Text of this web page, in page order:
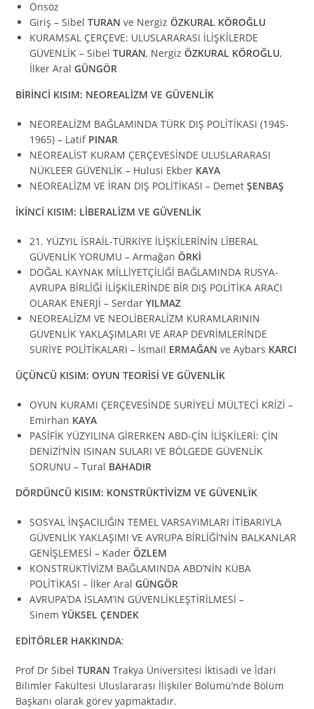
Önsöz
Giriş – SibelTURAN ve NergizÖZKURAL KÖROĞLU
KURAMSAL ÇERÇEVE: ULUSLARARASI İLİŞKİLERDE
GÜVENLİK – SibelTURAN, NergizÖZKURAL KÖROĞLU,
İlker Aral GÜNGÖR
BİRİNCİ KISIM: NEOREALİZM VE GÜVENLİK
NEOREALİZM BAĞLAMINDA TÜRK DIŞ POLİTİKASI (1945-
1965) – Latif PINAR
NEOREALİST KURAM ÇERÇEVESİNDE ULUSLARARASI
NÜKLEER GÜVENLİK – Hulusi Ekber KAYA
NEOREALİZM VE İRAN DIŞ POLİTİKASI – DemetŞENBAŞ
İKİNCİ KISIM: LİBERALİZM VE GÜVENLİK
21. YÜZYIL İSRAİL-TÜRKİYE İLİŞKİLERİNİN LİBERAL
GÜVENLİK YORUMU – ArmağanÖRKİ
DOĞAL KAYNAK MİLLİYETÇİLİĞİ BAĞLAMINDA RUSYA-
AVRUPA BİRLİĞİ İLİŞKİLERİNDE BİR DIŞ POLİTİKA ARACI
OLARAK ENERJİ – SerdarYILMAZ
NEOREALİZM VE NEOLİBERALİZM KURAMLARININ
GÜVENLİK YAKLAŞIMLARI VE ARAP DEVRİMLERİNDE
SURİYE POLİTİKALARI – İsmail ERMAĞANve Aybars KARCI
ÜÇÜNCÜ KISIM: OYUN TEORİSİ VE GÜVENLİK
OYUN KURAMI ÇERÇEVESİNDE SURİYELİ MÜLTECİ KRİZİ –
Emirhan KAYA
PASİFİK YÜZYILINA GİRERKEN ABD-ÇİN İLİŞKİLERİ: ÇİN
DENİZİ’NİN ISINAN SULARI VE BÖLGEDE GÜVENLİK
SORUNU – Tural BAHADIR
DÖRDÜNCÜ KISIM: KONSTRÜKTİVİZM VE GÜVENLİK
SOSYAL İNŞACILIĞIN TEMEL VARSAYIMLARI İTİBARIYLA
GÜVENLİK YAKLAŞIMI VE AVRUPA BİRLİĞİ’NİN BALKANLAR
GENİŞLEMESİ – KaderÖZLEM
KONSTRÜKTİVİZM BAĞLAMINDA ABD’NİN KÜBA
POLİTİKASI – İlker AralGÜNGÖR
AVRUPA’DA İSLAM’IN GÜVENLİKLEŞTİRİLMESİ –
SinemYÜKSEL ÇENDEK
EDİTÖRLER HAKKINDA:
Prof Dr SibelTURAN Trakya Üniversitesi İktisadi ve İdari
Bilimler Fakültesi Uluslararası İlişkiler Bölümü’nde Bölüm
Başkanı olarak görev yapmaktadır.